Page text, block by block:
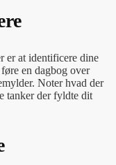
er at identificere dine
en dagbog over
Noter hvad der
tanker der fyldte dit